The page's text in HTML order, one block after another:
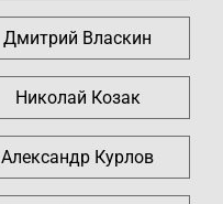
Дмитрий Власкин
Николай Козак
Александр Курлов